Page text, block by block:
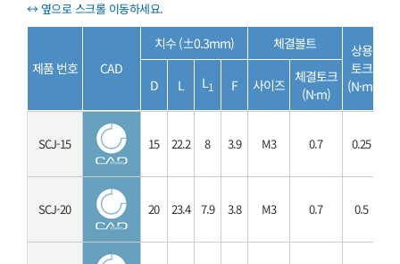
제품 번호 CAD
치수 (±0.3mm) 체결볼트
상용
토크
(N·m)
D L L 1 F 사이즈 체결토크
(N·m)
SCJ-15 15 22.2 8 3.9 M3 0.7 0.25
SCJ-20 20 23.4 7.9 3.8 M3 0.7 0.5